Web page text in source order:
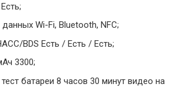
Wi-Fi, Bluetooth, NFC;
BDS Есть / Есть / Есть;
3300;
батареи 8 часов 30 минут видео на